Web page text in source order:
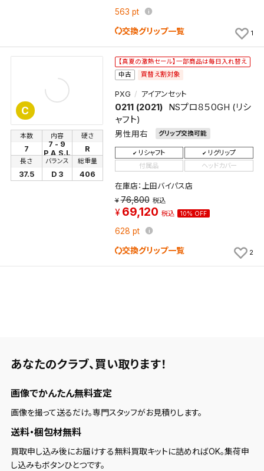
563 pt
交換グリップ一覧 1
C
【真夏の激熱セール】一部商品は毎日入れ替え
中古
買替え割対象
PXG アイアンセット
0211 (2021)
NSプロ８５０GH (リシ
ャフト)
男性用右 グリップ交換可能
本数
7
内容
7 - 9
P,A,S.L
硬さ
R
長さ
37.5
バランス
D 3
総重量
406
リシャフト
リグリップ
付属品
ヘッドカバー
在庫店：上田バイパス店
76,800 税込
69,120 税込 10% OFF
628 pt
交換グリップ一覧 2
あなたのクラブ、 買い取ります！
画像でかんたん無料査定
画像を撮って送るだけ。専門スタッフがお見積りします。
送料・梱包材無料
買取申し込み後にお届けする無料買取キットに詰めればOK。集荷申
し込みもボタンひとつです。